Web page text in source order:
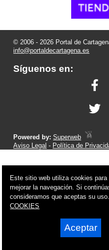
© 2006 - 2026 Portal de
info@portaldecartagena.es
Síguenos en:
Powered by:Superweb
Aviso Legal - Política de
Este sitio web utiliza cookies
mejorar la navegación. Si
consideramos que aceptas su uso.
COOKIES
Aceptar